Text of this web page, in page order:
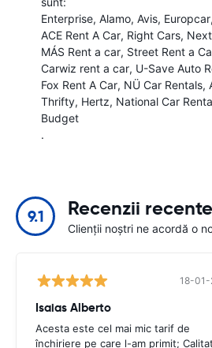
Enterprise Alamo Avis Europcar
ACE Rent A Car Right Cars
MÁS Rent a car Street Rent a
Carwiz rent a car U-Save Auto
Fox Rent A Car NÜ Car Rentals
Thrifty Hertz National Car
Budget
.
9.1 Recenzii recente
Clienții noștri ne acordă o
18-01-
Isaias Alberto
Acesta este cel mai mic tarif de
închiriere pe care l-am primit;